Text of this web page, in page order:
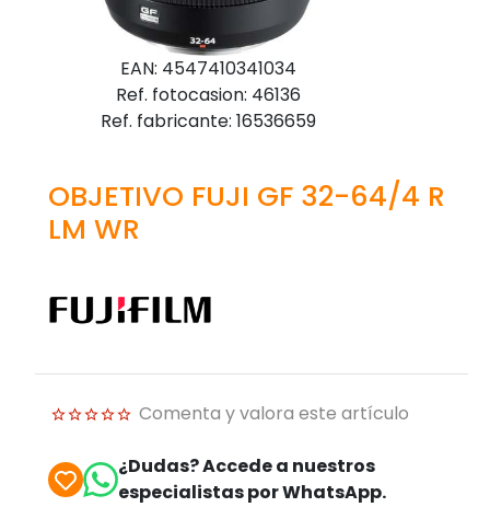
EAN: 4547410341034
Ref. fotocasion: 46136
Ref. fabricante: 16536659
OBJETIVO FUJI GF 32-64/4 R
LM WR
Comenta y valora este artículo
¿Dudas? Accede a nuestros
especialistas por WhatsApp.